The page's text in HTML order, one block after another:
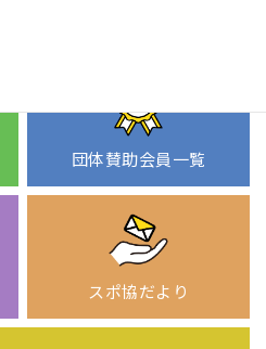
団体賛助会員一覧
スポ協だより